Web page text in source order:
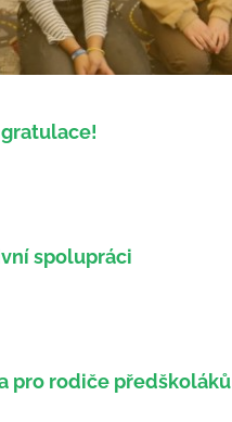
spolupráci
pro rodiče předškoláků